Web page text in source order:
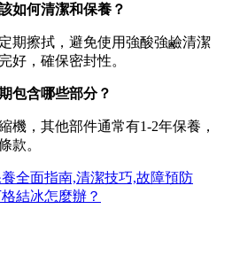
如何清潔和保養？
期擦拭，避免使用強酸強鹼清潔
好，確保密封性。
包含哪些部分？
機，其他部件通常有1-2年保養，
款。
養全面指南,清潔技巧,故障預防
結冰怎麼辦？